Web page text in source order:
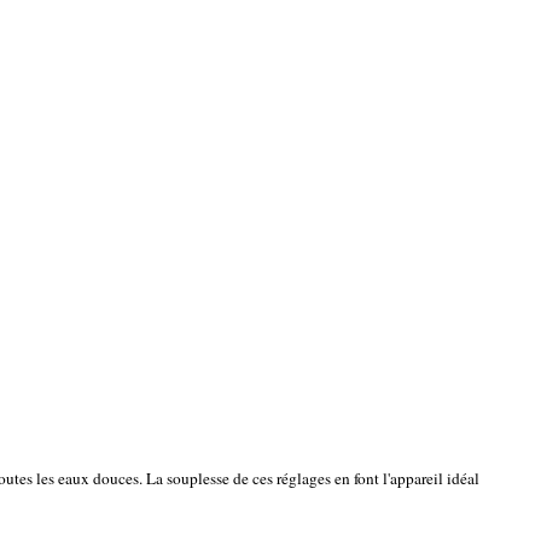
les eaux douces. La souplesse de ces réglages en font l'appareil idéal